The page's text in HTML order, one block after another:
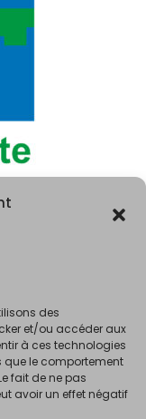
des
et/ou accéder aux
à ces technologies
que le comportement
fait de ne pas
avoir un effet négatif
aux femme
de moins de 18 ans.
avoir 18 ans révolus.